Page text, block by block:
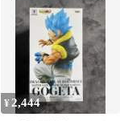
¥ 2,444